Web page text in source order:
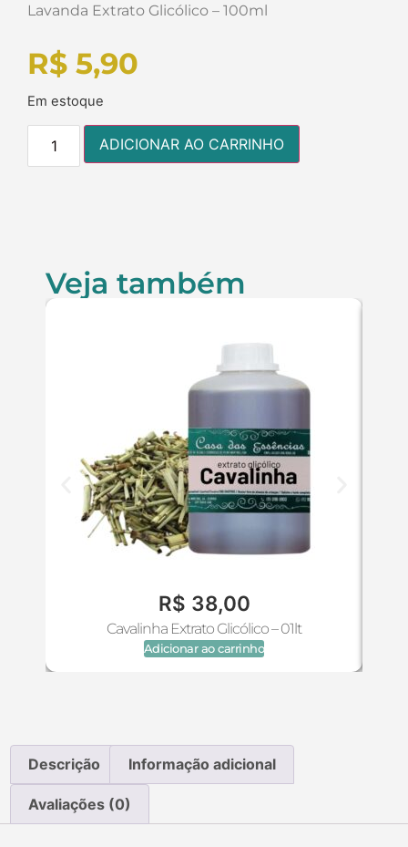
Lavanda Extrato Glicólico – 100ml
R$ 5,90
Em estoque
ADICIONAR AO CARRINHO
Veja também
R$ 38,00
Cavalinha Extrato Glicólico – 01lt
Adicionar ao carrinho
Descrição Informação adicional
Avaliações (0)